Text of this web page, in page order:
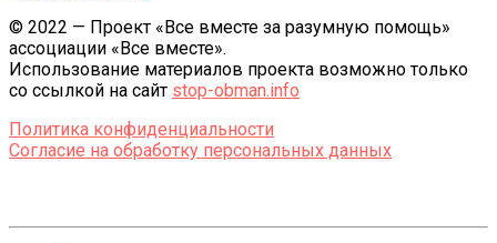
© 2022 — Проект «Все вместе за разумную помощь»
ассоциации «Все вместе».
Использование материалов проекта возможно только
со ссылкой на сайт stop-obman.info
Политика конфиденциальности
Согласие на обработку персональных данных